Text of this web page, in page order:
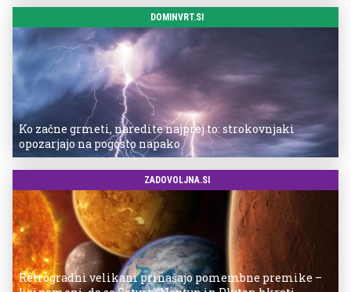
DOMINVRT.SI
Ko začne grmeti, naredite najprej to: strokovnjaki
opozarjajo na pogosto napako
ZADOVOLJNA.SI
Retrogradni velikani prinašajo pomembne premike –